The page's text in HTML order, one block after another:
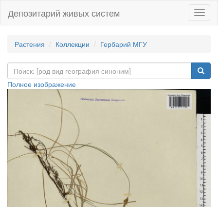
Депозитарий живых систем
Растения Коллекции Гербарий МГУ
Полное изображение